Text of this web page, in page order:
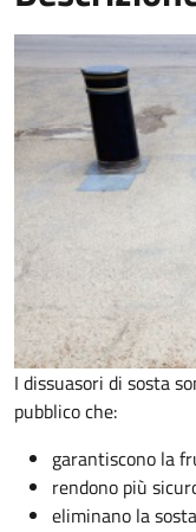
I dissuasori di sosta
pubblico che:
garantiscono la
rendono più
eliminano la